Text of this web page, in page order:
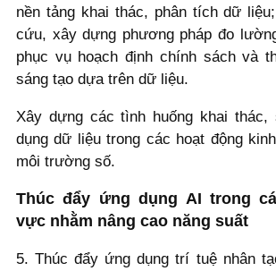
nền tảng khai thác, phân tích dữ
cứu, xây dựng phương pháp đo
phục vụ hoạch định chính sách và
sáng tạo dựa trên dữ liệu.
Xây dựng các tình huống khai
dụng dữ liệu trong các hoạt động
môi trường số.
Thúc đẩy ứng dụng AI trong
vực nhằm nâng cao năng suất
5. Thúc đẩy ứng dụng trí tuệ nhân